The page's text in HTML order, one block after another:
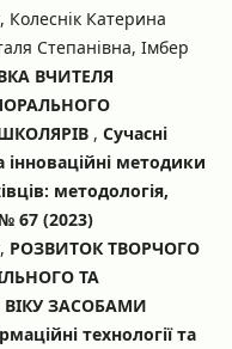
Колеснік Катерина
Степанівна, Імбер
ВЧИТЕЛЯ
, Сучасні
інноваційні методики
методологія,
67 (2023)
РОЗВИТОК ТВОРЧОГО
ТА
ЗАСОБАМИ
технології та